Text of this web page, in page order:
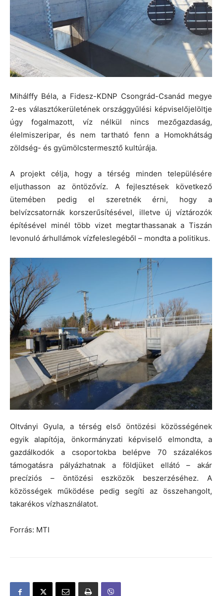
Mihálffy Béla, a Fidesz-KDNP Csongrád-Csanád megye
2-es választókerületének országgyűlési képviselőjelöltje
úgy fogalmazott, víz nélkül nincs mezőgazdaság,
élelmiszeripar, és nem tartható fenn a Homokhátság
zöldség- és gyümölcstermesztő kultúrája.
A projekt célja, hogy a térség minden településére
eljuthasson az öntözővíz. A fejlesztések következő
ütemében pedig el szeretnék érni, hogy a
belvízcsatornák korszerűsítésével, illetve új víztározók
építésével minél több vizet megtarthassanak a Tiszán
levonuló árhullámok vízfeleslegéből – mondta a politikus.
Oltványi Gyula, a térség első öntözési közösségének
egyik alapítója, önkormányzati képviselő elmondta, a
gazdálkodók a csoportokba belépve 70 százalékos
támogatásra pályázhatnak a földjüket ellátó – akár
precíziós – öntözési eszközök beszerzéséhez. A
közösségek működése pedig segíti az összehangolt,
takarékos vízhasználatot.
Forrás: MTI